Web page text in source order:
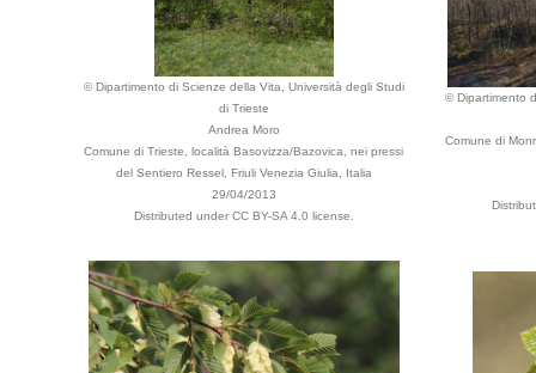
© Dipartimento di Scienze della Vita, Università degli Studi
di Trieste
Andrea Moro
Comune di Trieste, località Basovizza/Bazovica, nei pressi
del Sentiero Ressel, Friuli Venezia Giulia, Italia
29/04/2013
Distributed under CC BY-SA 4.0 license.
© Dipartimento
Comune di